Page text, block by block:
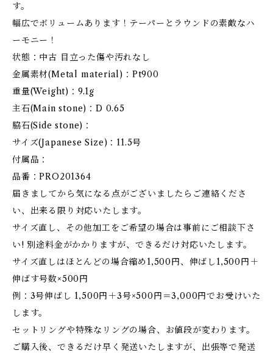
す。
幅広でボリュームあります！テーパーとラウンドの素敵なハ
ーモニー！
状態：中古 目立った傷や汚れなし
金属素材(Metal material)：Pt900
重量(Weight)：9.1g
主石(Main stone)：D 0.65
脇石(Side stone)：
サイズ(Japanese Size)：11.5号
付属品：
品番：PRO201364
届きましてから気になる点がございましたらご連絡くださ
い、出来る限り対応いたします。
サイズ直し、その他加工をご希望の場合は事前にご相談下さ
い! 別途料金がかかりますが、できるだけ対応いたします。
サイズ直しはほとんどの場合縮め1,500円、伸ばし1,500円＋
伸ばす号数×500円
例：3号伸ばし 1,500円＋3号×500円＝3,000円でお受けいた
します。
セットリングや特殊なリングの場合、お値段が変わります。
ご購入後、できるだけ早く発送いたしますが、出張等で発送